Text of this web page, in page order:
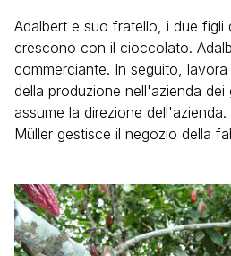
Adalbert e suo fratello, i due figli
crescono con il cioccolato.
commerciante. In seguito,
della produzione nell'azienda dei
assume la direzione
Müller gestisce il negozio della